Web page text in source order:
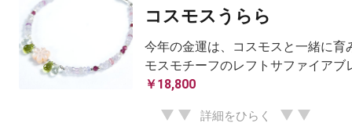
コスモスうらら
今年の金運は、コスモスと一緒に育
モスモチーフのレフトサファイアブ
￥18,800
詳細をひらく